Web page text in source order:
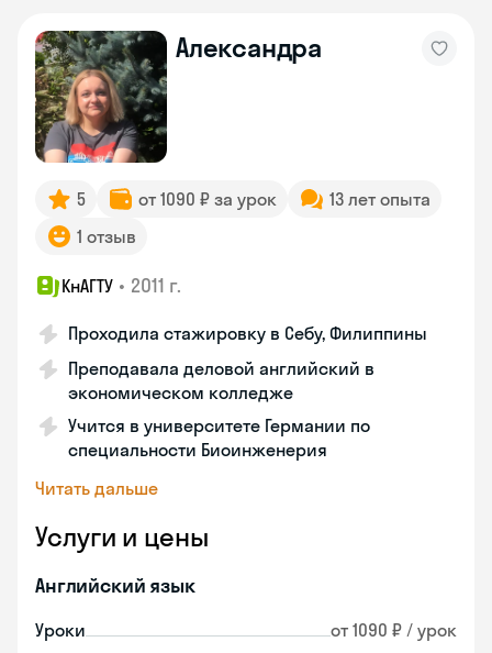
Александра
5 от 1090 ₽ за урок
13 лет опыта
1 отзыв
КнАГТУ • 2011 г.
Проходила стажировку в Себу, Филиппины
Преподавала деловой английский в
экономическом колледже
Учится в университете Германии по
специальности Биоинженерия
Читать дальше
Услуги и цены
Английский язык
Уроки от 1090 ₽ / урок